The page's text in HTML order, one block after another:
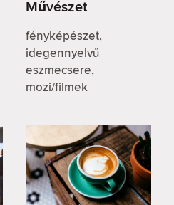
Művészet
fényképészet,
idegennyelvű
eszmecsere,
mozi/filmek